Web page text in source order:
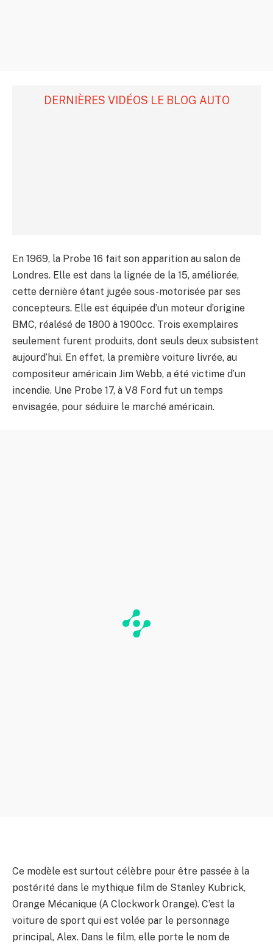
DERNIÈRES VIDÉOS LE BLOG AUTO
En 1969, la Probe 16 fait son apparition au salon de
Londres. Elle est dans la lignée de la 15, améliorée,
cette dernière étant jugée sous-motorisée par ses
concepteurs. Elle est équipée d’un moteur d’origine
BMC, réalésé de 1800 à 1900cc. Trois exemplaires
seulement furent produits, dont seuls deux subsistent
aujourd’hui. En effet, la première voiture livrée, au
compositeur américain Jim Webb, a été victime d’un
incendie. Une Probe 17, à V8 Ford fut un temps
envisagée, pour séduire le marché américain.
Ce modèle est surtout célèbre pour être passée à la
postérité dans le mythique film de Stanley Kubrick,
Orange Mécanique (A Clockwork Orange). C’est la
voiture de sport qui est volée par le personnage
principal, Alex. Dans le film, elle porte le nom de